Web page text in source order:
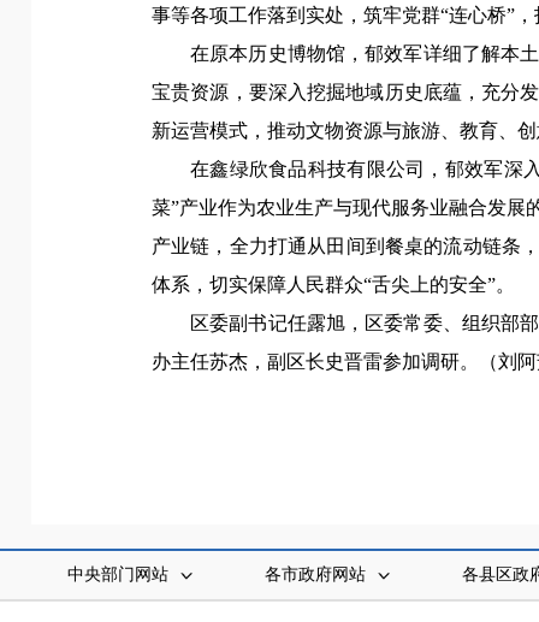
事等各项工作落到实处，筑牢党群“连心桥”
在原本历史博物馆，郁效军详细了解本
宝贵资源，要深入挖掘地域历史底蕴，充分
新运营模式，推动文物资源与旅游、教育、
在鑫绿欣食品科技有限公司，郁效军深
菜”产业作为农业生产与现代服务业融合发
产业链，全力打通从田间到餐桌的流动链条
体系，切实保障人民群众“舌尖上的安全”。
区委副书记任露旭，区委常委、组织部
办主任苏杰，副区长史晋雷参加调研。（刘
中央部门网站 各市政府网站 各县区政